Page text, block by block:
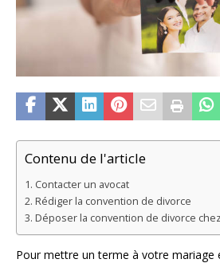
Contenu de l'article
Contacter un avocat
Rédiger la convention de divorce
Déposer la convention de divorce
Pour mettre un terme à votre mariage